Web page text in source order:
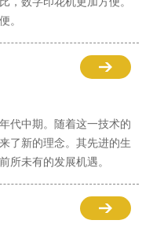
。
代中期。随着这一技术的
了新的理念。其先进的生
所未有的发展机遇。